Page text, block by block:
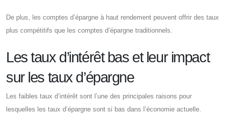
De plus, les comptes d’épargne à haut rendement peuvent offrir des taux
plus compétitifs que les comptes d’épargne traditionnels.
Les taux d’intérêt bas et leur impact
sur les taux d’épargne
Les faibles taux d’intérêt sont l’une des principales raisons pour
lesquelles les taux d’épargne sont si bas dans l’économie actuelle.